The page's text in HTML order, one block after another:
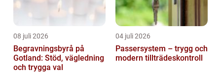
08 juli 2026
Begravningsbyrå på
Gotland: Stöd, vägledning
och trygga val
04 juli 2026
Passersystem – trygg och
modern tillträdeskontroll